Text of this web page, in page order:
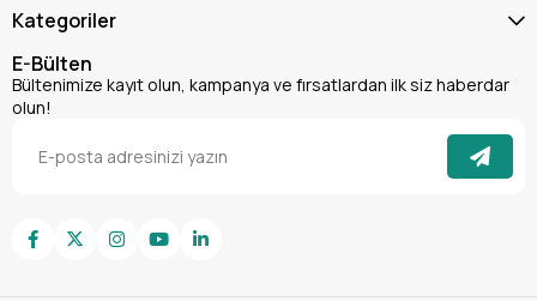
çevresel koşullara bağlı olarak değişiklik gösterebilir).
Hacim:
Uygulama Yöntemi:El ile mikrofiber uygulama pedi veya
(hidrofobik etki), UV ışınlarına karşı güçlü koruma.
Neden Winkel PRO Highgloss Wax Son Kat
Piyasada pek çok cila ürünü bulunurken, Winkel PRO 501 kendini
Kategoriler
E-Bülten
Bültenimize kayıt olun, kampanya ve fırsatlardan ilk siz haberdar
olun!